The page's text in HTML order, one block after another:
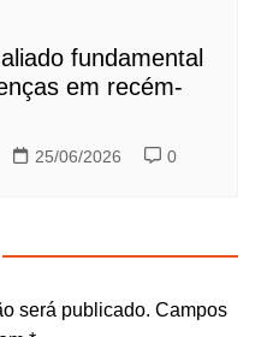
fundamental
em recém-
25/06/2026 0
será publicado. Campos